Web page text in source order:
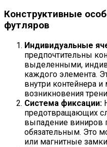
Конструктивные
футляров
Индивидуальные
предпочтительны
выделенными,
каждого элемента.
внутри контейнера
возникновения
Система фиксации:
предотвращающих
выпадение виниров
обязательным. Это
или магнитные